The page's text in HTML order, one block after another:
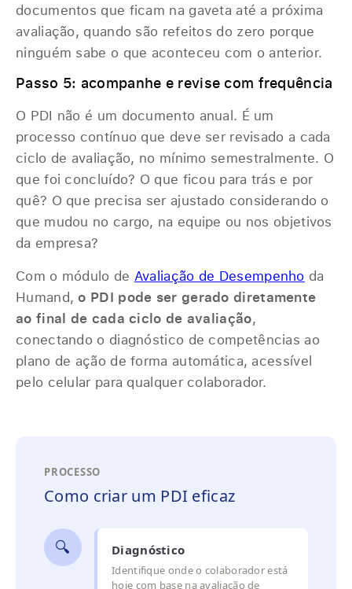
documentos que ficam na gaveta até a próxima
avaliação, quando são refeitos do zero porque
ninguém sabe o que aconteceu com o anterior.
Passo 5: acompanhe e revise com frequência
O PDI não é um documento anual. É um
processo contínuo que deve ser revisado a cada
ciclo de avaliação, no mínimo semestralmente. O
que foi concluído? O que ficou para trás e por
quê? O que precisa ser ajustado considerando o
que mudou no cargo, na equipe ou nos objetivos
da empresa?
Com o módulo de Avaliação de Desempenho da
Humand,o PDI pode ser gerado diretamente
ao final de cada ciclo de avaliação,
conectando o diagnóstico de competências ao
plano de ação de forma automática, acessível
pelo celular para qualquer colaborador.
PROCESSO
Como criar um PDI eficaz
🔍 Diagnóstico
Identifique onde o colaborador está
hoje com base na avaliação de